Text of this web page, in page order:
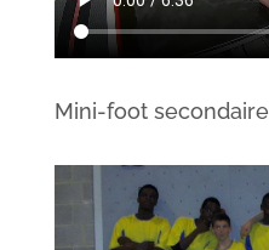
Mini-foot secondaire